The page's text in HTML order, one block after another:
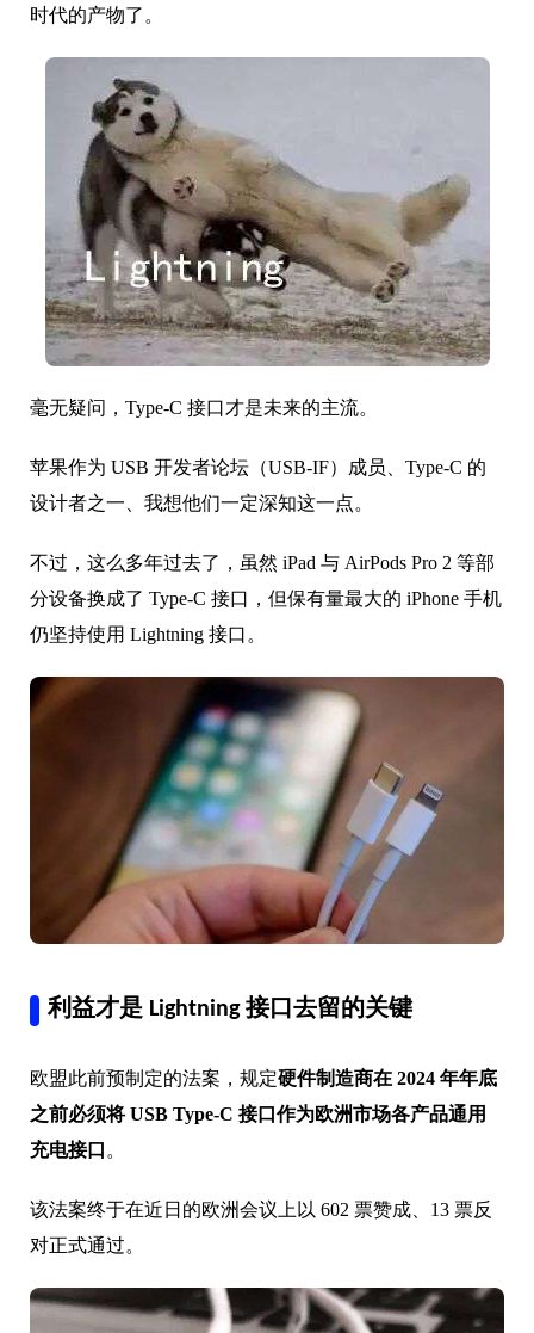
时代的产物了。
毫无疑问，Type-C 接口才是未来的主流。
苹果作为 USB 开发者论坛（USB-IF）成员、Type-C 的
设计者之一、我想他们一定深知这一点。
不过，这么多年过去了，虽然 iPad 与 AirPods Pro 2 等部
分设备换成了 Type-C 接口，但保有量最大的 iPhone 手机
仍坚持使用 Lightning 接口。
利益才是 Lightning 接口去留的关键
欧盟此前预制定的法案，规定硬件制造商在 2024 年年底
之前必须将 USB Type-C 接口作为欧洲市场各产品通用
充电接口 。
该法案终于在近日的欧洲会议上以 602 票赞成、13 票反
对正式通过。